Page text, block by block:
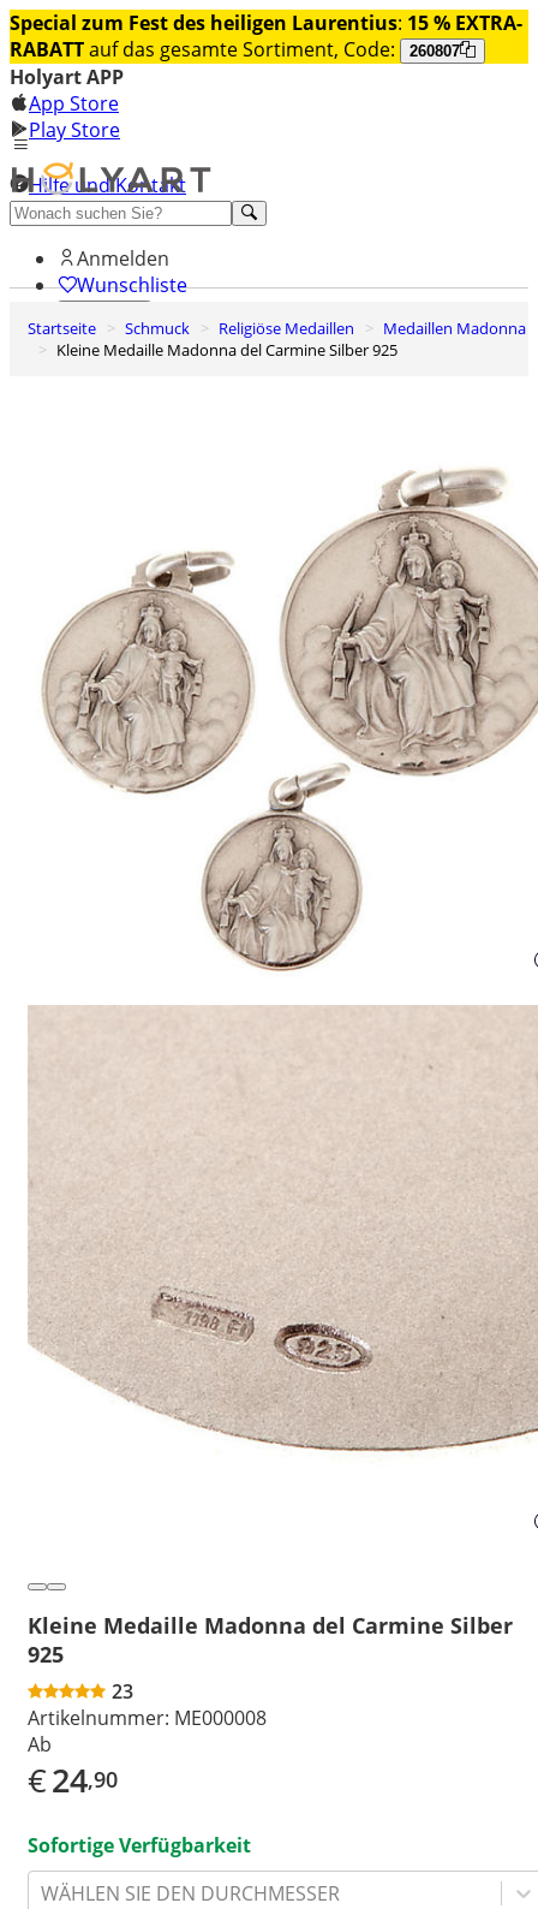
Special zum Fest des heiligen Laurentius: 15 % EXTRA-
RABATTauf das gesamte Sortiment, Code: 260807
Holyart APP
App Store
Play Store
Hilfe und Kontakt
Entdecken Sie Premium
Anmelden
Wunschliste
0
Warenkorb
Startseite Schmuck Religiöse Medaillen
Medaillen Madonna
Kleine Medaille Madonna del Carmine Silber 925
Kleine Medaille Madonna del Carmine Silber
925
23
Artikelnummer: ME000008
Ab
€24,90
Sofortige Verfügbarkeit
WÄHLEN SIE DEN DURCHMESSER